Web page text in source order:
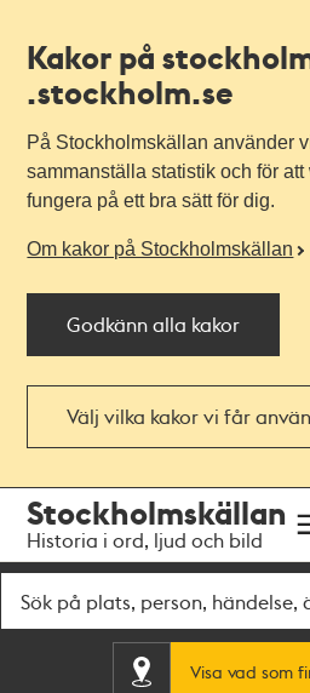
Kakor på
.stockholm.se
På Stockholmskällan använder
sammanställa statistik och för
fungera på ett bra sätt för dig.
Om kakor på Stockholmskällan
Godkänn alla kakor
Välj vilka kakor vi får
navigationen
huvudinnehållet
Stockholmskällan
Historia i ord, ljud och bild
Visa vad som